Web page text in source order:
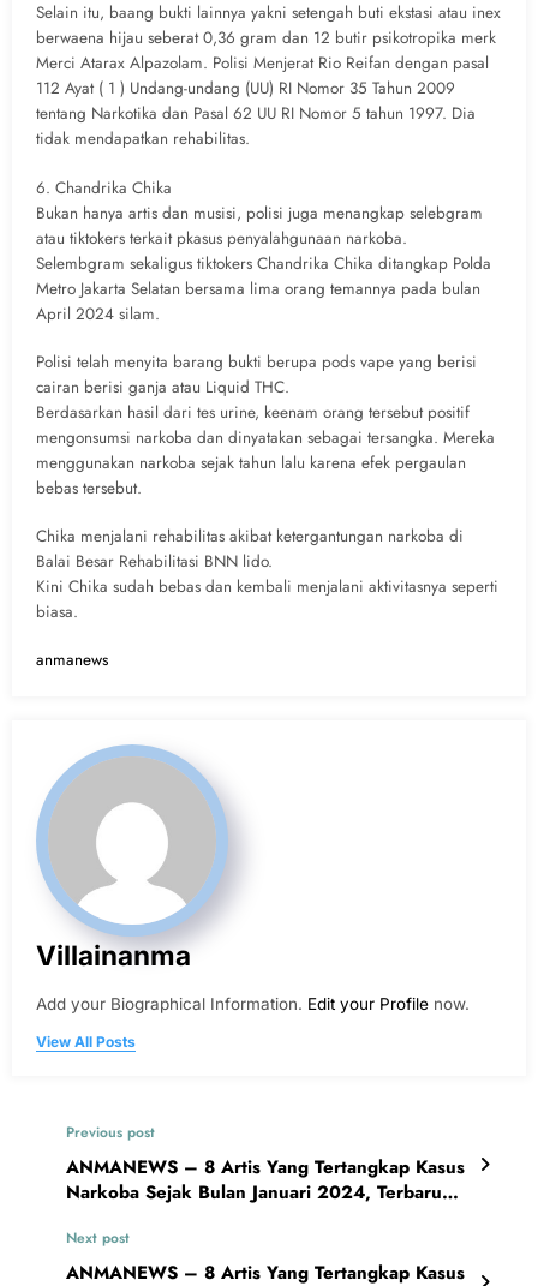
Selain itu, baang bukti lainnya yakni setengah buti ekstasi atau inex
berwaena hijau seberat 0,36 gram dan 12 butir psikotropika merk
Merci Atarax Alpazolam. Polisi Menjerat Rio Reifan dengan pasal
112 Ayat ( 1 ) Undang-undang (UU) RI Nomor 35 Tahun 2009
tentang Narkotika dan Pasal 62 UU RI Nomor 5 tahun 1997. Dia
tidak mendapatkan rehabilitas.
6. Chandrika Chika
Bukan hanya artis dan musisi, polisi juga menangkap selebgram
atau tiktokers terkait pkasus penyalahgunaan narkoba.
Selembgram sekaligus tiktokers Chandrika Chika ditangkap Polda
Metro Jakarta Selatan bersama lima orang temannya pada bulan
April 2024 silam.
Polisi telah menyita barang bukti berupa pods vape yang berisi
cairan berisi ganja atau Liquid THC.
Berdasarkan hasil dari tes urine, keenam orang tersebut positif
mengonsumsi narkoba dan dinyatakan sebagai tersangka. Mereka
menggunakan narkoba sejak tahun lalu karena efek pergaulan
bebas tersebut.
Chika menjalani rehabilitas akibat ketergantungan narkoba di
Balai Besar Rehabilitasi BNN lido.
Kini Chika sudah bebas dan kembali menjalani aktivitasnya seperti
biasa.
anmanews
Villainanma
Add your Biographical Information. Edit your Profile now.
View All Posts
Previous post
ANMANEWS – 8 Artis Yang Tertangkap Kasus
Narkoba Sejak Bulan Januari 2024, Terbaru
Next post
ANMANEWS – 8 Artis Yang Tertangkap Kasus